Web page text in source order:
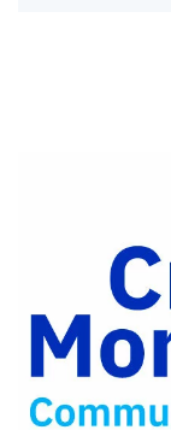
Facebook
Partager
Twitter
Partager
par
e-
mail